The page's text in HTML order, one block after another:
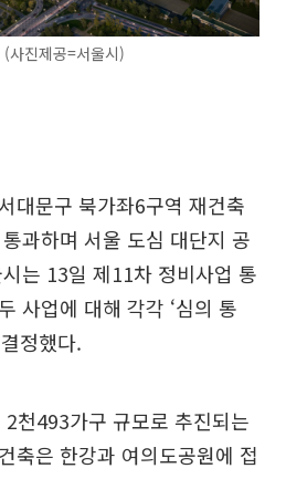
사진제공=서울시)
대문구 북가좌6구역 재건축
과하며 서울 도심 대단지 공
는 13일 제11차 정비사업 통
사업에 대해 각각 ‘심의 통
정했다.
천493가구 규모로 추진되는
축은 한강과 여의도공원에 접